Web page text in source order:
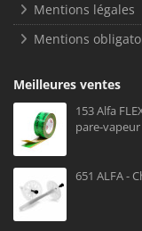
Mentions légales
Mentions
Meilleures ventes
153 Alfa
pare-
651 ALFA -